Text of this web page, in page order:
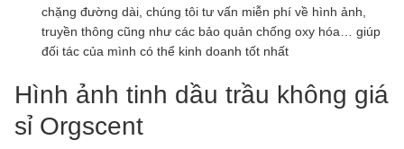
chặng đường dài, chúng tôi tư vấn miễn phí về hình ảnh,
truyền thông cũng như các bảo quản chống oxy hóa… giúp
đối tác của mình có thể kinh doanh tốt nhất
Hình ảnh tinh dầu trầu không giá
sỉ Orgscent